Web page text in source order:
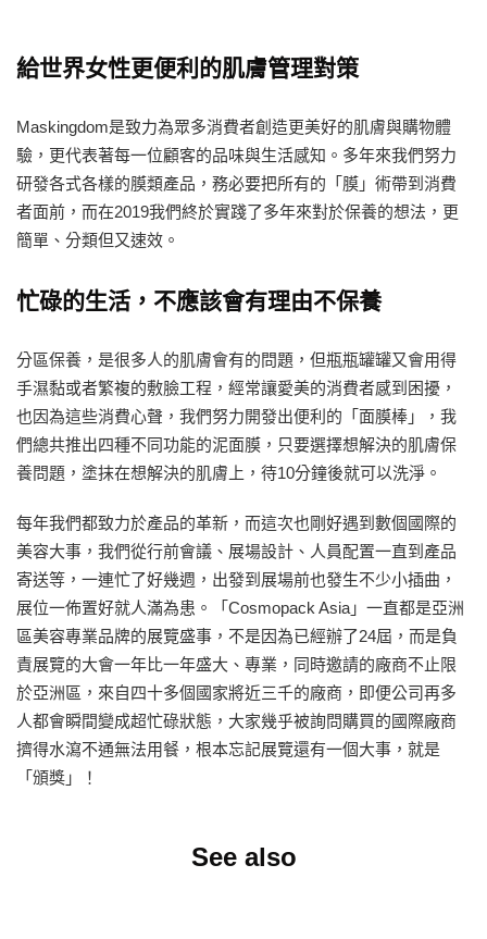
給世界女性更便利的肌膚管理對策
Maskingdom是致力為眾多消費者創造更美好的肌膚與購物體
驗，更代表著每一位顧客的品味與生活感知。多年來我們努力
研發各式各樣的膜類產品，務必要把所有的「膜」術帶到消費
者面前，而在2019我們終於實踐了多年來對於保養的想法，更
簡單、分類但又速效。
忙碌的生活，不應該會有理由不保養
分區保養，是很多人的肌膚會有的問題，但瓶瓶罐罐又會用得
手濕黏或者繁複的敷臉工程，經常讓愛美的消費者感到困擾，
也因為這些消費心聲，我們努力開發出便利的「面膜棒」，我
們總共推出四種不同功能的泥面膜，只要選擇想解決的肌膚保
養問題，塗抹在想解決的肌膚上，待10分鐘後就可以洗淨。
每年我們都致力於產品的革新，而這次也剛好遇到數個國際的
美容大事，我們從行前會議、展場設計、人員配置一直到產品
寄送等，一連忙了好幾週，出發到展場前也發生不少小插曲，
展位一佈置好就人滿為患。「Cosmopack Asia」一直都是亞洲
區美容專業品牌的展覽盛事，不是因為已經辦了24屆，而是負
責展覽的大會一年比一年盛大、專業，同時邀請的廠商不止限
於亞洲區，來自四十多個國家將近三千的廠商，即便公司再多
人都會瞬間變成超忙碌狀態，大家幾乎被詢問購買的國際廠商
擠得水瀉不通無法用餐，根本忘記展覽還有一個大事，就是
「頒獎」！
See also